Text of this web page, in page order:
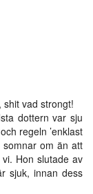
vad strongt!
dottern var sju
regeln ’enklast
somnar om än att
Hon slutade av
sjuk, innan dess